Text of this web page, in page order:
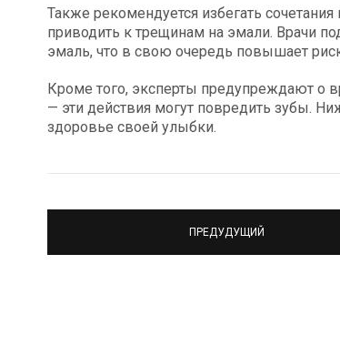
Также рекомендуется избегать
приводить к трещинам на эмали. Врачи
эмаль, что в свою очередь повышает
Кроме того, эксперты предупреждают о
— эти действия могут повредить зубы.
здоровье своей улыбки.
ПРЕДУДУЩИЙ